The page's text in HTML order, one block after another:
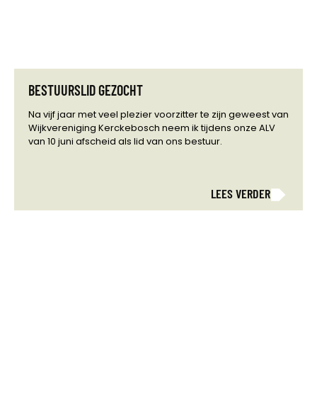
BESTUURSLID GEZOCHT
Na vijf jaar met veel plezier voorzitter te zijn geweest van
Wijkvereniging Kerckebosch neem ik tijdens onze ALV
van 10 juni afscheid als lid van ons bestuur.
LEES VERDER